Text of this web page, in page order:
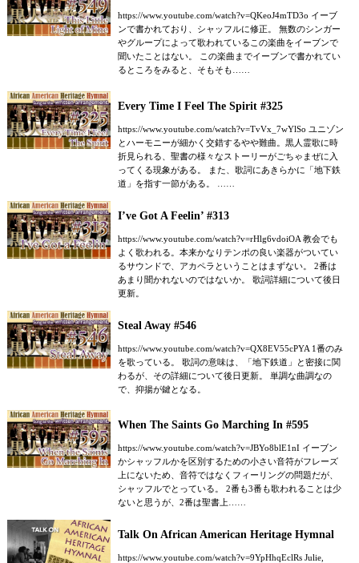
https://www.youtube.com/watch?v=QKeoJ4mTD3o イーブ
ンで書かれており、シャッフルに修正。 無数のシンガー
やグループによって歌われているこの楽曲をイーブンで
聞いたことはない。 この楽曲までイーブンで書かれてい
るところをみると、そもそも……
Every Time I Feel The Spirit #325
https://www.youtube.com/watch?v=TvVx_7wYlSo ユニゾン
とハーモニーが細かく交錯するやや難曲。黒人霊歌に時
折見られる、聖書の様々なストーリーがごちゃまぜに入
ってくる現象がある。 また、歌詞にあきらかに「地下鉄
道」を指す一節がある。 ……
I’ve Got A Feelin’ #313
https://www.youtube.com/watch?v=rHlg6vdoiOA 教会でも
よく歌われる。本来かなりテンポの良い楽器がついてい
るサウンドで、アカペラということはまずない。 2番は
あまり聞かれないのではないか。 歌詞詳細について後日
更新。
Steal Away #546
https://www.youtube.com/watch?v=QX8EV55cPYA 1番のみ
を歌っている。 歌詞の意味は、「地下鉄道」と密接に関
わるが、その詳細について後日更新。 単調な曲調なの
で、抑揚が鍵となる。
When The Saints Go Marching In #595
https://www.youtube.com/watch?v=JBYo8blE1nI イーブン
かシャッフルかを区別するための小さい音符がフレーズ
上にないため、音符ではなくフィーリングの問題だが、
シャッフルでとっている。 2番も3番も歌われることは少
ないと思うが、2番は聖書上……
Talk On African American Heritage Hymnal
https://www.youtube.com/watch?v=9YpHhqEclRs Julie,